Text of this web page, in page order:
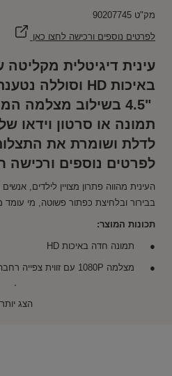
מק"ט 90207745
לפרטים נוספים ורכישה לחצו כאן
עינית דיגיטלית מקליטה
באיכות HD וסוללה נטענת לדלת בגודל
"4.5
בשילוב מצלמה
תמונה או סרטון וידאו
לדלת ושומרת את
לפרטים נוספים ורכישה חייגו
העינית מהווה פתרון מצויין לילדים,
בבירור ובלחיצת כפתור פשוטה, מי עומד
תכונות המוצר:
תמונה חדה באיכות HD
מצלמה 1080P עם זווית צפייה רחבה של 120 מעלות
חיישן תנועה - מזהה תנועה ומצלם או
הצג יותר